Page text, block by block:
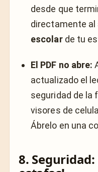
desde que
directamente al
escolarde tu
El PDF no abre:
actualizado el
seguridad de la
visores de
Ábrelo en una
8. Seguridad: